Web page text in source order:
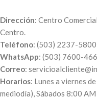
Dirección: Centro
Centro.
Teléfono: (503) 2237-5800
WhatsApp: (503) 7600-
Correo:
Horarios: Lunes a viernes
mediodía), Sábados 8:00